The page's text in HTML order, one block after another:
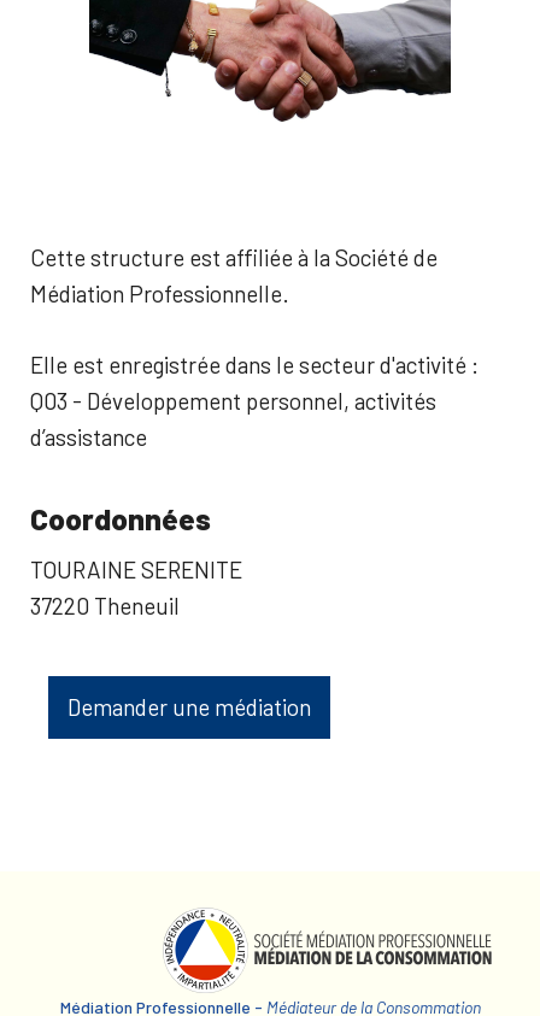
Cette structure est affiliée à la Société de
Médiation Professionnelle.
Elle est enregistrée dans le secteur d'activité :
Q03 - Développement personnel, activités
d’assistance
Coordonnées
TOURAINE SERENITE
37220 Theneuil
Demander une médiation
Médiation Professionnelle - Médiateur de la Consommation